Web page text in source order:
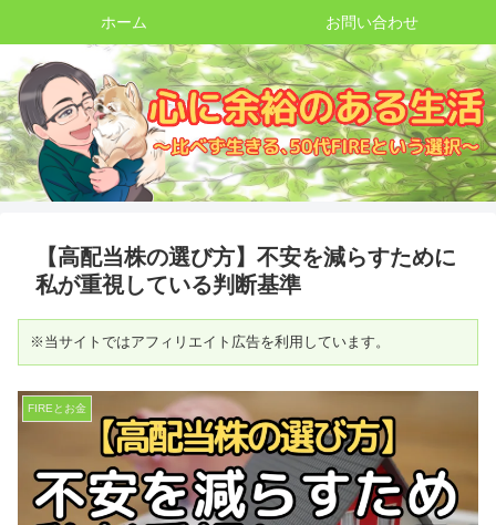
ホーム お問い合わせ
【高配当株の選び方】不安を減らすために
私が重視している判断基準
※当サイトではアフィリエイト広告を利用しています。
FIREとお金